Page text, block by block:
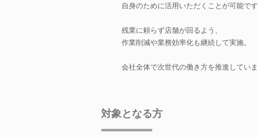
自身のために活用いただくことが可能です
残業に頼らず店舗が回るよう、
作業削減や業務効率化も継続して実施。
会社全体で次世代の働き方を推進していま
対象となる方